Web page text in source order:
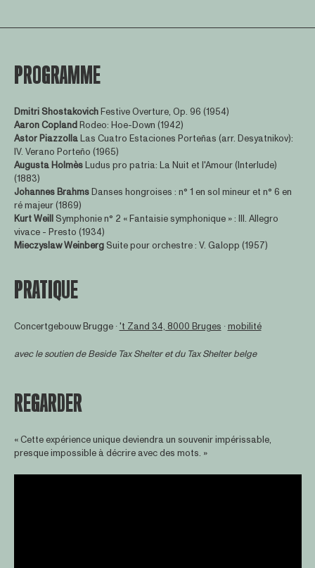
PROGRAMME
Dmitri ShostakovichFestive Overture, Op. 96 (1954)
Aaron CoplandRodeo: Hoe-Down (1942)
Astor PiazzollaLas Cuatro Estaciones Porteñas (arr. Desyatnikov):
IV. Verano Porteño (1965)
Augusta HolmèsLudus pro patria: La Nuit et l'Amour (Interlude)
(1883)
Johannes BrahmsDanses hongroises : n° 1 en sol mineur et n° 6 en
ré majeur (1869)
Kurt WeillSymphonie n° 2 « Fantaisie symphonique » : III. Allegro
vivace - Presto (1934)
Mieczyslaw WeinbergSuite pour orchestre : V. Galopp (1957)
PRATIQUE
Concertgebouw Brugge ∙'t Zand 34, 8000 Bruges ∙mobilité
avec le soutien deBeside Tax Shelteret du Tax Shelter belge
REGARDER
« Cette expérience unique deviendra un souvenir impérissable,
presque impossible à décrire avec des mots. »